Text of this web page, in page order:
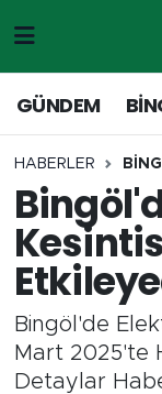
GÜNDEM
HABERLER
Bingöl'de
Mart 2025'te
Detaylar
Genç
Solhan
Karlıova
Adaklı-Kiğı
Merkez
Merkez
Süper Lig
Tüm
Son